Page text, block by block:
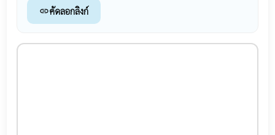
linkคัดลอกลิงก์